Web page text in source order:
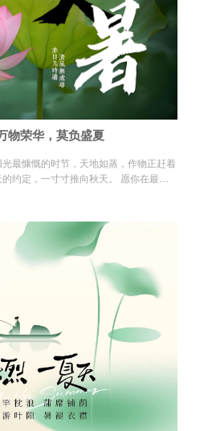
物荣华，莫负盛夏
最慷慨的时节，天地如蒸，作物正赶着
约定，一寸寸推向秋天。 愿你在最热的
。荣华过盛夏，丰年亦可期。